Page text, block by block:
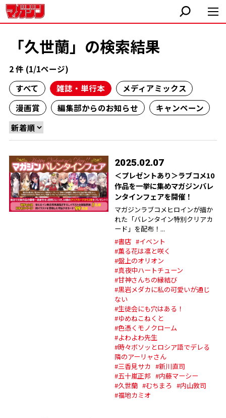
「久世蘭」の検索結果
2 件 (1/1ページ)
すべて
雑誌・単行本
メディアミックス
漫画賞
編集部からのお知らせ キャンペーン
2025.02.07
＜プレゼントあり＞ラブコメ10
作品を一挙に集めマガジンバレ
ンタインフェアを開催！
マガジンラブコメヒロインが描か
れた「バレンタイン特別クリアカ
ード」を配布！...
#書店 #イベント
#薫る花は凛と咲く
#盤上のオリオン
#真夜中ハートチューン
#甘神さんちの縁結び
#黒岩メダカに私の可愛いが通じ
ない
#生徒会にも穴はある！
#ゆめねこねくと
#色憑くモノクローム
#よわよわ先生
#時々ボソッとロシア語でデレる
隣のアーリャさん
#三香見サカ #新川直司
#五十嵐正邦 #内藤マーシー
#久世蘭 #むちまろ #内山敦司
#福地カミオ